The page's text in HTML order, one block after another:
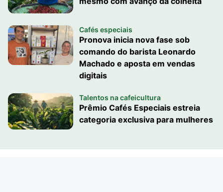
Cafés especiais
Pronova inicia nova fase sob
comando do barista Leonardo
Machado e aposta em vendas
digitais
Talentos na cafeicultura
Prêmio Cafés Especiais estreia
categoria exclusiva para mulheres